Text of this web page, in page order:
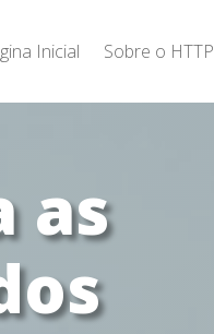
Inicial Sobre o HTTP
as